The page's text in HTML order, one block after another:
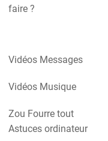
faire ?
Vidéos Messages
Vidéos Musique
Zou Fourre tout
Astuces ordinateur